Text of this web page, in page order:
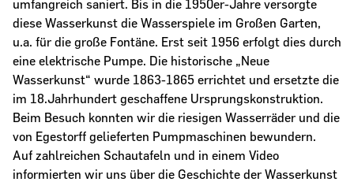
umfangreich saniert. Bis in die 1950er-Jahre versorgte
diese Wasserkunst die Wasserspiele im Großen Garten,
u.a. für die große Fontäne. Erst seit 1956 erfolgt dies durch
eine elektrische Pumpe. Die historische „Neue
Wasserkunst“ wurde 1863-1865 errichtet und ersetzte die
im 18.Jahrhundert geschaffene Ursprungskonstruktion.
Beim Besuch konnten wir die riesigen Wasserräder und die
von Egestorff gelieferten Pumpmaschinen bewundern.
Auf zahlreichen Schautafeln und in einem Video
informierten wir uns über die Geschichte der Wasserkunst